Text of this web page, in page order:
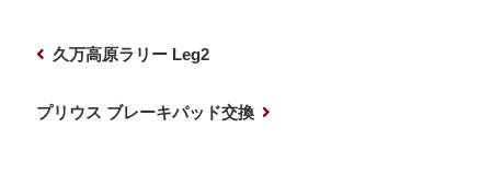
久万高原ラリー Leg2
プリウス ブレーキパッド交換